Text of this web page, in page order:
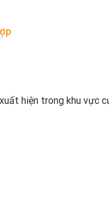
hiện trong khu vực